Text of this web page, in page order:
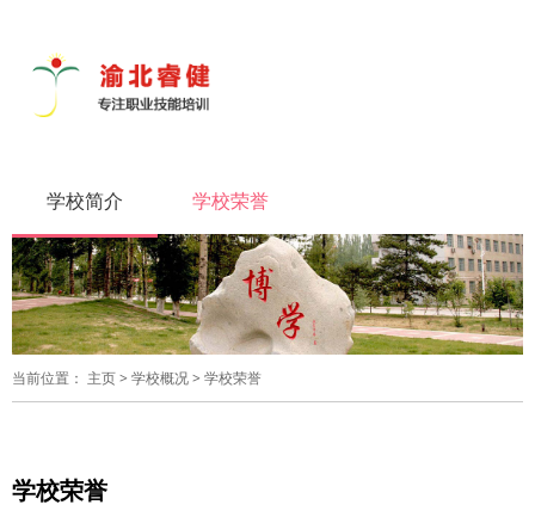
学校简介
学校荣誉
当前位置： 主页> 学校概况> 学校荣誉
学校荣誉